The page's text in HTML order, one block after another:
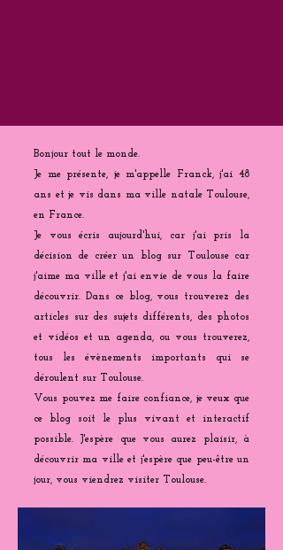
Bonjour tout le monde.
Je me présente, je m'appelle Franck, j'ai 48
ans et je vis dans ma ville natale Toulouse,
en France.
Je vous écris aujourd'hui, car j'ai pris la
décision de créer un blog sur Toulouse car
j'aime ma ville et j'ai envie de vous la faire
découvrir. Dans ce blog, vous trouverez des
articles sur des sujets différents, des photos
et vidéos et un agenda, ou vous trouverez,
tous les évènements importants qui se
déroulent sur Toulouse.
Vous pouvez me faire confiance, je veux que
ce blog soit le plus vivant et interactif
possible. J'espère que vous aurez plaisir, à
découvrir ma ville et j'espère que peu-être un
jour, vous viendrez visiter Toulouse.